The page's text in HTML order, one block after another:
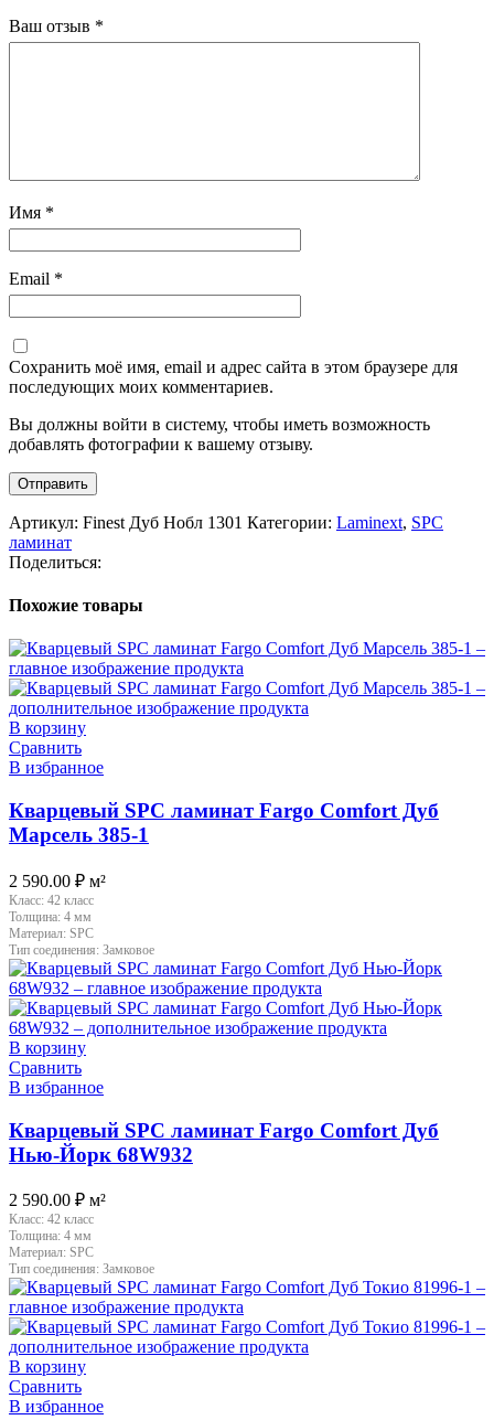
Ваш отзыв *
Имя *
Email *
Сохранить моё имя, email и адрес сайта в этом браузере для
последующих моих комментариев.
Вы должны войти в систему, чтобы иметь возможность
добавлять фотографии к вашему отзыву.
Артикул: Finest Дуб Нобл 1301 Категории: Laminext, SPC
ламинат
Поделиться:
Похожие товары
В корзину
Сравнить
В избранное
Кварцевый SPC ламинат Fargo Comfort Дуб
Марсель 385-1
2 590.00 ₽ м²
Класс: 42 класс
Толщина: 4 мм
Материал: SPC
Тип соединения: Замковое
В корзину
Сравнить
В избранное
Кварцевый SPC ламинат Fargo Comfort Дуб
Нью-Йорк 68W932
2 590.00 ₽ м²
Класс: 42 класс
Толщина: 4 мм
Материал: SPC
Тип соединения: Замковое
В корзину
Сравнить
В избранное